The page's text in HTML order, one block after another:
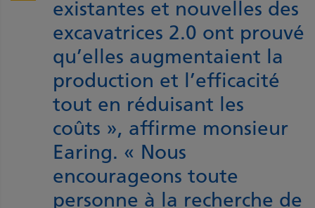
existantes et nouvelles des
excavatrices 2.0 ont prouvé
qu’elles augmentaient la
production et l’efficacité
tout en réduisant les
coûts », affirme monsieur
Earing. « Nous
encourageons toute
personne à la recherche de